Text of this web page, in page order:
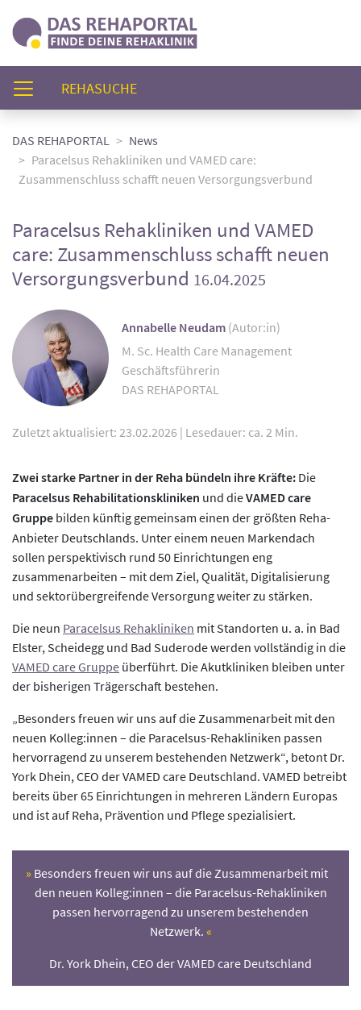
REHASUCHE(AKTUELL)
DAS REHAPORTAL
News
Paracelsus Rehakliniken und VAMED care:
Zusammenschluss schafft neuen Versorgungsverbund
Paracelsus Rehakliniken und VAMED
care: Zusammenschluss schafft neuen
Versorgungsverbund 16.04.2025
Annabelle Neudam (Autor:in)
M. Sc. Health Care Management
Geschäftsführerin
DAS REHAPORTAL
Zuletzt aktualisiert: 23.02.2026 | Lesedauer: ca. 2 Min.
Zwei starke Partner in der Reha bündeln ihre Kräfte: Die
Paracelsus Rehabilitationskliniken und dieVAMED care
Gruppe bilden künftig gemeinsam einen der größten Reha-
Anbieter Deutschlands. Unter einem neuen Markendach
sollen perspektivisch rund 50 Einrichtungen eng
zusammenarbeiten – mit dem Ziel, Qualität, Digitalisierung
und sektorübergreifende Versorgung weiter zu stärken.
Die neun Paracelsus Rehakliniken mit Standorten u. a. in Bad
Elster, Scheidegg und Bad Suderode werden vollständig in die
VAMED care Gruppe überführt. Die Akutkliniken bleiben unter
der bisherigen Trägerschaft bestehen.
„Besonders freuen wir uns auf die Zusammenarbeit mit den
neuen Kolleg:innen – die Paracelsus-Rehakliniken passen
hervorragend zu unserem bestehenden Netzwerk“, betont Dr.
York Dhein, CEO der VAMED care Deutschland. VAMED betreibt
bereits über 65 Einrichtungen in mehreren Ländern Europas
und ist auf Reha, Prävention und Pflege spezialisiert.
Besonders freuen wir uns auf die Zusammenarbeit mit
den neuen Kolleg:innen – die Paracelsus-Rehakliniken
passen hervorragend zu unserem bestehenden
Netzwerk.
Dr. York Dhein, CEO der VAMED care Deutschland